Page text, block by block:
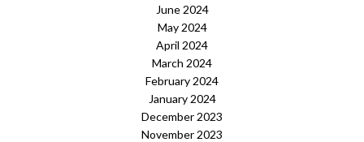
June 2024
May 2024
April 2024
March 2024
February 2024
January 2024
December 2023
November 2023